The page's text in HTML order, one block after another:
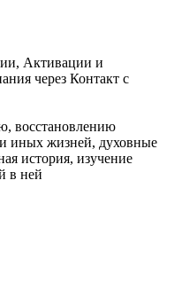
Активации и
через Контакт с
восстановлению
иных жизней, духовные
история, изучение
в ней